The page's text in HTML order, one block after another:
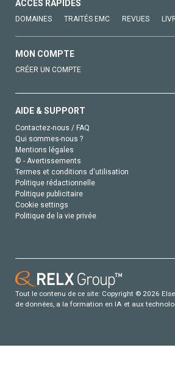
ACCÈS RAPIDES
DOMAINES TRAITÉS EMC REVUES
MON COMPTE
CRÉER UN COMPTE
AIDE & SUPPORT
Contactez-nous / FAQ
Qui sommes-nous ?
Mentions légales
© - Avertissements
Termes et conditions d'utilisation
Politique rédactionnelle
Politique publicitaire
Cookie settings
Politique de la vie privée
Tout le contenu de ce site: Copyright © 2026
de données, a la formation en IA et aux